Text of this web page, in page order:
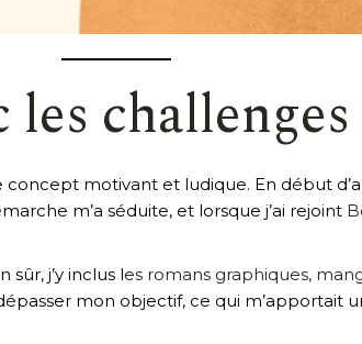
concept motivant et ludique. En début
m’a séduite, et lorsque j’ai rejoint
sûr, j’y inclus les romans graphiques,
mon objectif, ce qui m’apportait